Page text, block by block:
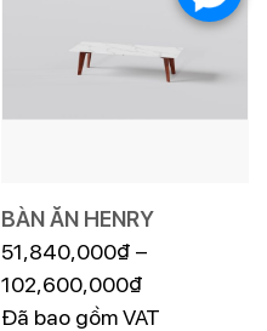
BÀN ĂN HENRY
51,840,000₫ –
102,600,000₫
Đã bao gồm VAT